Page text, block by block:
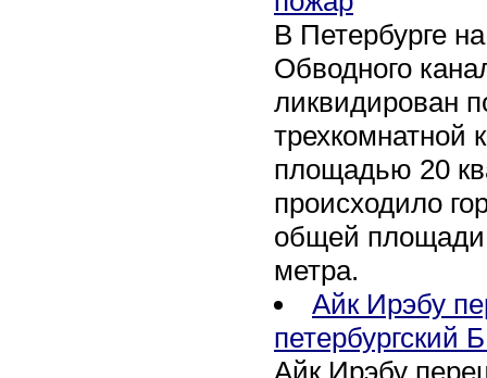
В Петербурге
Обводного
ликвидирован
трехкомнатной
площадью 20
происходило
общей площади
метра.
Айк Ирэбу
петербургский
Айк Ирэбу